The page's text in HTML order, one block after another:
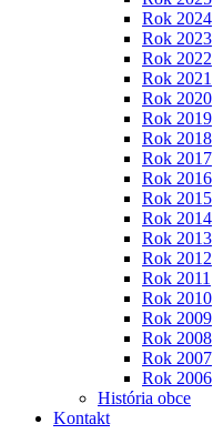
Rok 2024
Rok 2023
Rok 2022
Rok 2021
Rok 2020
Rok 2019
Rok 2018
Rok 2017
Rok 2016
Rok 2015
Rok 2014
Rok 2013
Rok 2012
Rok 2011
Rok 2010
Rok 2009
Rok 2008
Rok 2007
Rok 2006
História obce
Kontakt